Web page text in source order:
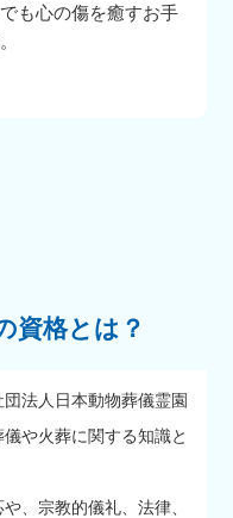
も心の傷を癒すお手
資格とは？
団法人日本動物葬儀霊園
や火葬に関する知識と
、宗教的儀礼、法律、